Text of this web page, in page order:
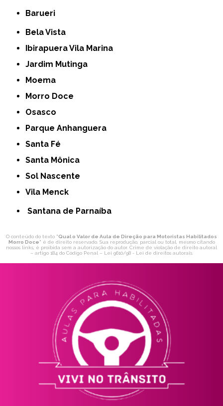
Barueri
Bela Vista
Ibirapuera Vila Marina
Jardim Mutinga
Moema
Morro Doce
Osasco
Parque Anhanguera
Santa Fé
Santa Mônica
Sol Nascente
Vila Menck
Santana de Parnaíba
O conteúdo do texto "Qual o Valor de Aula de Direção para Motoristas Habilitados
Morro Doce" é de direito reservado. Sua reprodução, parcial ou total, mesmo citando
nossos links, é proibida sem a autorização do autor. Crime de violação de direito autoral
– artigo 184 do Código Penal – Lei 9610/98 - Lei de direitos autorais.